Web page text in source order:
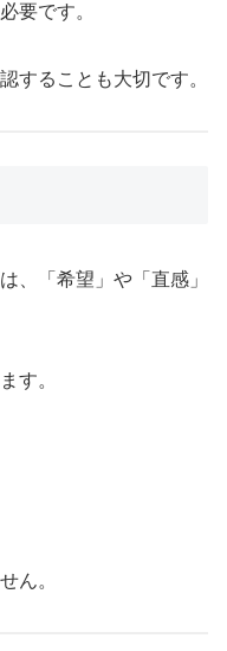
要です。
することも大切です。
、「希望」や「直感」
す。
ん。